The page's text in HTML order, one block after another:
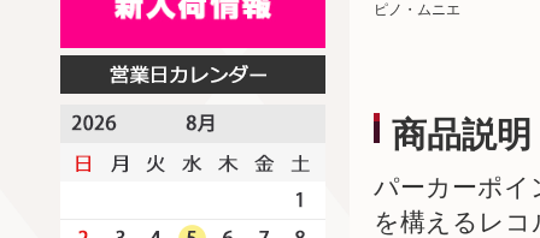
ピノ・ムニエ
商品説明
パーカーポイ
を構えるレ